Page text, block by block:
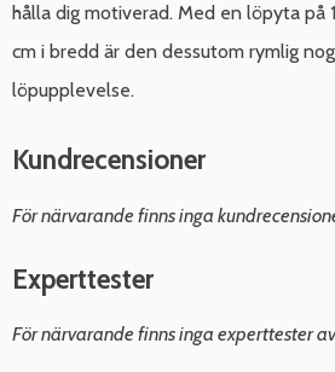
hålla dig motiverad. Med en löpyta på
cm i bredd är den dessutom rymlig
löpupplevelse.
Kundrecensioner
För närvarande finns inga
Experttester
För närvarande finns inga experttester